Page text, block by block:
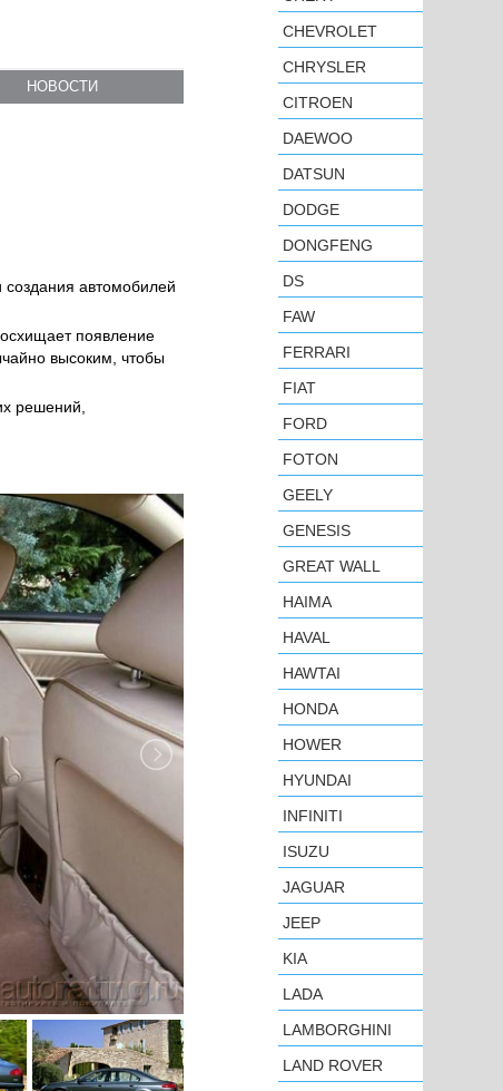
НОВОСТИ
автомобилей
появление
высоким, чтобы
решений,
CHEVROLET
CHRYSLER
CITROEN
DAEWOO
DATSUN
DODGE
DONGFENG
DS
FAW
FERRARI
FIAT
FORD
FOTON
GEELY
GENESIS
GREAT WALL
HAIMA
HAVAL
HAWTAI
HONDA
HOWER
HYUNDAI
INFINITI
ISUZU
JAGUAR
JEEP
KIA
LADA
LAMBORGHINI
LAND ROVER